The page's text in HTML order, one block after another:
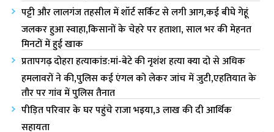
पट्टी और लालगंज तहसील में शॉर्ट सर्किट से लगी आग,कई बीघे गेहूं
जलकर हुआ स्वाहा,किसानों के चेहरे पर हताशा, साल भर की मेहनत
मिनटों में हुई खाक
प्रतापगढ़ दोहरा हत्याकांड:मां-बेटे की नृशंश हत्या क्या दो से अधिक
हमलावरों ने की,पुलिस कई एंगल को लेकर जांच में जुटी,एहतियात के
तौर पर गांव में पुलिस तैनात
पीड़ित परिवार के घर पहुंचे राजा भ‌इया,3 लाख की दी आर्थिक
सहायता